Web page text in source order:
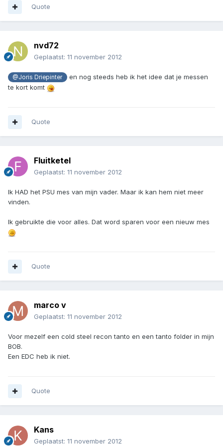
Quote
nvd72
Geplaatst: 11 november 2012
@Joris Driepinter
en nog steeds heb ik het idee dat je messen
te kort komt
Quote
Fluitketel
Geplaatst: 11 november 2012
Ik HAD het PSU mes van mijn vader. Maar ik kan hem niet meer
vinden.
Ik gebruikte die voor alles. Dat word sparen voor een nieuw mes
Quote
marco v
Geplaatst: 11 november 2012
Voor mezelf een cold steel recon tanto en een tanto folder in mijn
BOB.
Een EDC heb ik niet.
Quote
Kans
Geplaatst: 11 november 2012